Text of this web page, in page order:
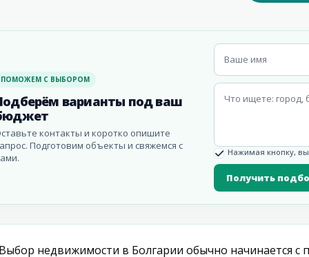
ПОМОЖЕМ С ВЫБОРОМ
варианты под ваш
контакты и коротко опишите
Подготовим объекты и свяжемся с
Нажимая кнопку, вы
Получить
Выбор недвижимости в Болгарии обычно начинается